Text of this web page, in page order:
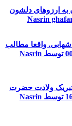
به ارزوهای دلشون
شهابی. واقعا مطالب
2016/08/05 - 00:32 توسط Nasrin
ولادت حضرت
2016/08/04 - 16:31 توسط Nasrin